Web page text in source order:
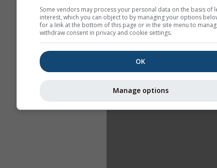
Some vendors may process your personal data on the basis of
interest, which you can object to by managing your options
for a link at the bottom of this page or in the site menu to
withdraw consent in privacy and cookie settings.
OK
Manage options